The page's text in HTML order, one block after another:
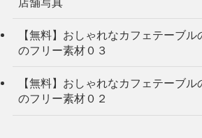
【無料】おしゃれなカフェテーブ
のフリー素材０３
【無料】おしゃれなカフェテーブ
のフリー素材０２